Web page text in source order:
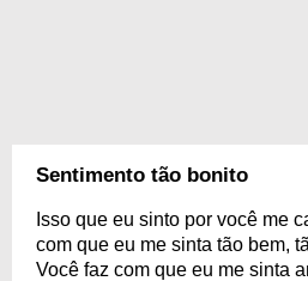
Sentimento tão bonito
Isso que eu sinto por você me
com que eu me sinta tão bem,
Você faz com que eu me sinta